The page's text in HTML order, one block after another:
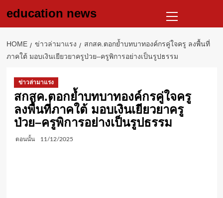
education news
Menu
HOME ข่าวล่ามาแรง
สกสค.ตอกย้ำบทบาทองค์กรคู่ใจครู ลงพื้นที่
ภาคใต้ มอบเงินเยียวยาครูป่วย–ครูพิการอย่างเป็นรูปธรรม
ข่าวล่ามาแรง
สกสค.ตอกย้ำบทบาทองค์กรคู่ใจครู
ลงพื้นที่ภาคใต้ มอบเงินเยียวยาครู
ป่วย–ครูพิการอย่างเป็นรูปธรรม
ตอนนั้น 11/12/2025